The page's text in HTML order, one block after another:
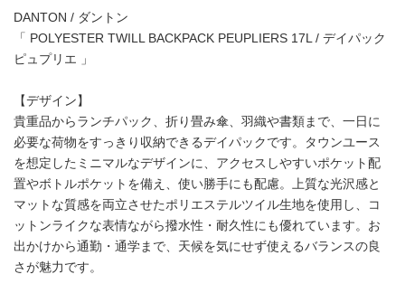
DANTON / ダントン
「 POLYESTER TWILL BACKPACK PEUPLIERS 17L / デイパック
ピュプリエ 」
【デザイン】
貴重品からランチパック、折り畳み傘、羽織や書類まで、一日に
必要な荷物をすっきり収納できるデイパックです。タウンユース
を想定したミニマルなデザインに、アクセスしやすいポケット配
置やボトルポケットを備え、使い勝手にも配慮。上質な光沢感と
マットな質感を両立させたポリエステルツイル生地を使用し、コ
ットンライクな表情ながら撥水性・耐久性にも優れています。お
出かけから通勤・通学まで、天候を気にせず使えるバランスの良
さが魅力です。